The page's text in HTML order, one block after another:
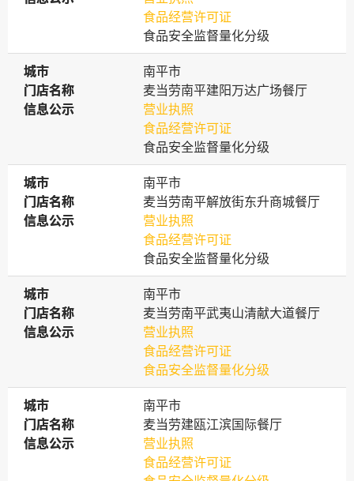
食品经营许可证
食品安全监督量化分级
城市
城市
南平市
门店名称
门店名称
麦当劳南平建阳万达广场餐厅
信息公示
信息公示
营业执照
食品经营许可证
食品安全监督量化分级
城市
城市
南平市
门店名称
门店名称
麦当劳南平解放街东升商城餐厅
信息公示
信息公示
营业执照
食品经营许可证
食品安全监督量化分级
城市
城市
南平市
门店名称
门店名称
麦当劳南平武夷山清献大道餐厅
信息公示
信息公示
营业执照
食品经营许可证
食品安全监督量化分级
城市
城市
南平市
门店名称
门店名称
麦当劳建瓯江滨国际餐厅
信息公示
信息公示
营业执照
食品经营许可证